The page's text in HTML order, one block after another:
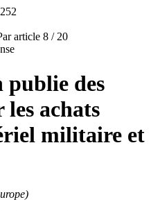
article 8 / 20
publie des
achats
militaire et